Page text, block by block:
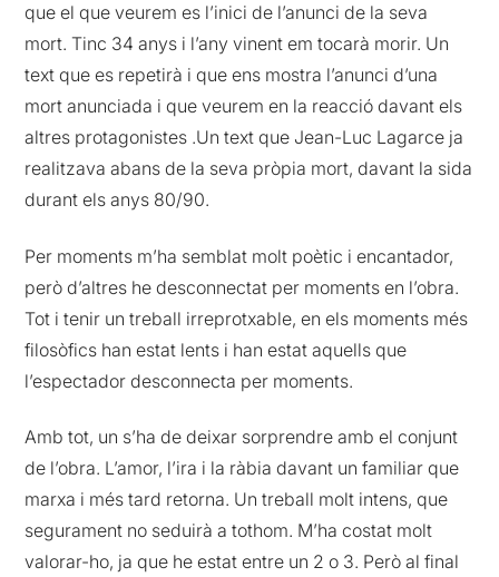
que el que veurem es l’inici de l’anunci de la seva
mort. Tinc 34 anys i l’any vinent em tocarà morir. Un
text que es repetirà i que ens mostra l’anunci d’una
mort anunciada i que veurem en la reacció davant els
altres protagonistes .Un text que Jean-Luc Lagarce ja
realitzava abans de la seva pròpia mort, davant la sida
durant els anys 80/90.
Per moments m’ha semblat molt poètic i encantador,
però d’altres he desconnectat per moments en l’obra.
Tot i tenir un treball irreprotxable, en els moments més
filosòfics han estat lents i han estat aquells que
l’espectador desconnecta per moments.
Amb tot, un s’ha de deixar sorprendre amb el conjunt
de l’obra. L’amor, l’ira i la ràbia davant un familiar que
marxa i més tard retorna. Un treball molt intens, que
segurament no seduirà a tothom. M’ha costat molt
valorar-ho, ja que he estat entre un 2 o 3. Però al final